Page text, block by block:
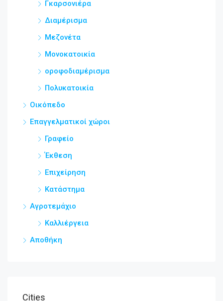
Γκαρσονιέρα
Διαμέρισμα
Μεζονέτα
Μονοκατοικία
οροφοδιαμέρισμα
Πολυκατοικία
Οικόπεδο
Επαγγελματικοί χώροι
Γραφείο
Έκθεση
Επιχείρηση
Κατάστημα
Αγροτεμάχιο
Καλλιέργεια
Αποθήκη
Cities